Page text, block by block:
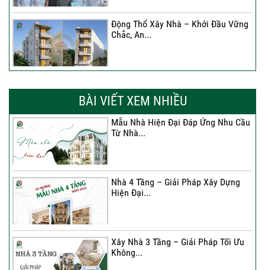
Động Thổ Xây Nhà – Khởi Đầu Vững
Chắc, An...
Chắc Cho...
BÀI VIẾT XEM NHIỀU
Mẫu Nhà Hiện Đại Đáp Ứng Nhu Cầu
Từ Nhà...
Nhà 4 Tầng – Giải Pháp Xây Dựng
Hiện Đại...
Xây Nhà 3 Tầng – Giải Pháp Tối Ưu
Không...